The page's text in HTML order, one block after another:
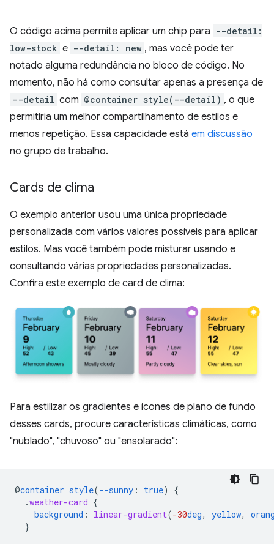
O código acima permite aplicar um chip para --detail:
low-stock e --detail: new , mas você pode ter
notado alguma redundância no bloco de código. No
momento, não há como consultar apenas a presença de
--detail com @container style(--detail) , o que
permitiria um melhor compartilhamento de estilos e
menos repetição. Essa capacidade está em discussão
no grupo de trabalho.
Cards de clima
O exemplo anterior usou uma única propriedade
personalizada com vários valores possíveis para aplicar
estilos. Mas você também pode misturar usando e
consultando várias propriedades personalizadas.
Confira este exemplo de card de clima:
Para estilizar os gradientes e ícones de plano de fundo
desses cards, procure características climáticas, como
"nublado", "chuvoso" ou "ensolarado":
@container style(--sunny : true)
{
.weather-card {
background : linear-gradient(-30deg, yellow,
}